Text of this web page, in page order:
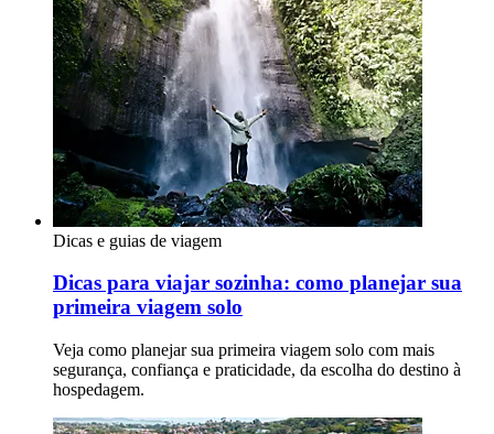
Dicas e guias de viagem
Dicas para viajar sozinha: como planejar sua
primeira viagem solo
Veja como planejar sua primeira viagem solo com mais
segurança, confiança e praticidade, da escolha do destino à
hospedagem.